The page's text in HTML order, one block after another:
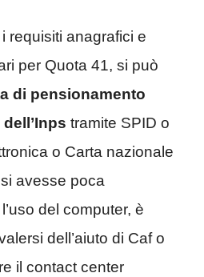
requisiti anagrafici e
per Quota 41, si può
di pensionamento
tramite SPID o
o Carta nazionale
avesse poca
del computer, è
dell’aiuto di Caf o
il contact center